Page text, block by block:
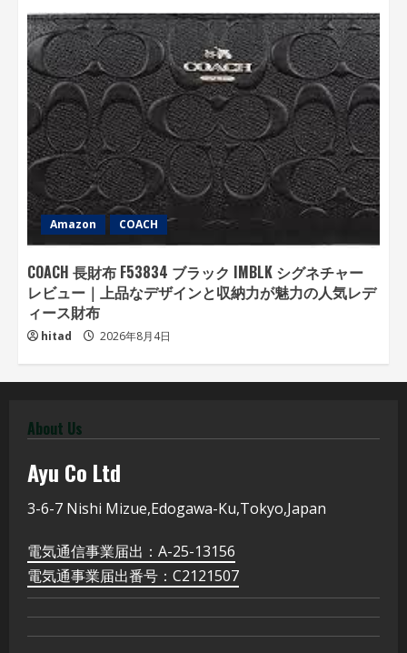
Amazon COACH
COACH 長財布 F53834 ブラック IMBLK シグネチャー
レビュー｜上品なデザインと収納力が魅力の人気レデ
ィース財布
hitad 2026年8月4日
About Us
Ayu Co Ltd
3-6-7 Nishi Mizue,Edogawa-Ku,Tokyo,Japan
電気通信事業届出：A-25-13156
電気通事業届出番号：C2121507